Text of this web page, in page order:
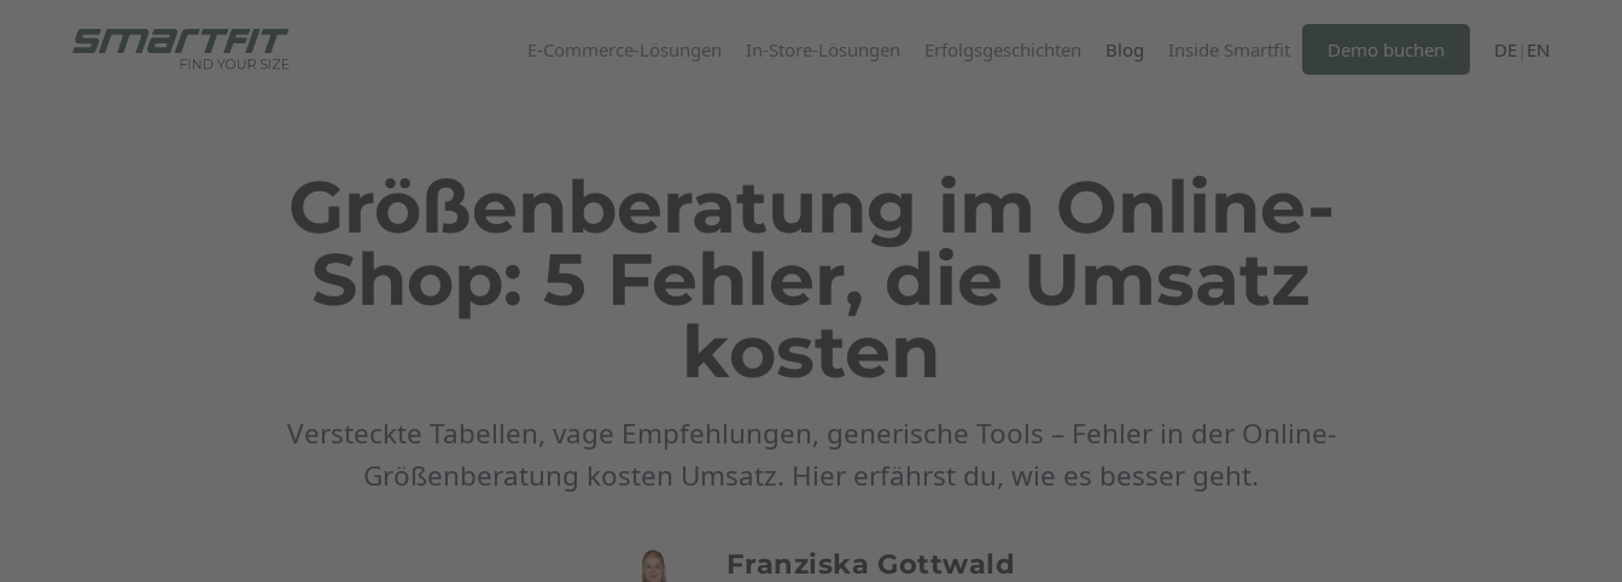
E-Commerce-Lösungen In-Store-Lösungen Erfolgsgeschichten Blog Inside Smartfit Demo buchen DE EN
Größenberatung im Online-
Shop: 5 Fehler, die Umsatz
kosten
Versteckte Tabellen, vage Empfehlungen, generische Tools – Fehler in der Online-
Größenberatung kosten Umsatz. Hier erfährst du, wie es besser geht.
Franziska Gottwald